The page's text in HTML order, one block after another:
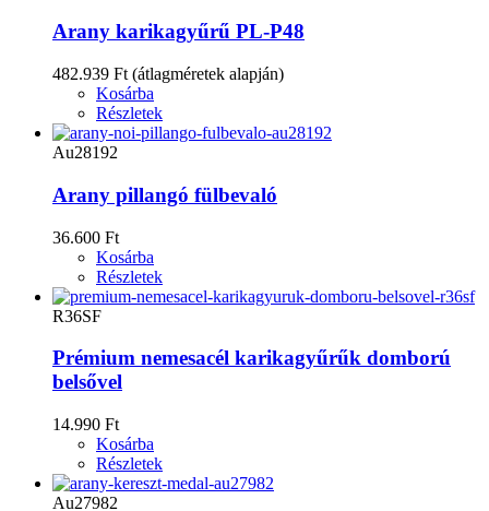
Arany karikagyűrű PL-P48
482.939 Ft (átlagméretek alapján)
Kosárba
Részletek
Au28192
Arany pillangó fülbevaló
36.600 Ft
Kosárba
Részletek
R36SF
Prémium nemesacél karikagyűrűk domború
belsővel
14.990 Ft
Kosárba
Részletek
Au27982